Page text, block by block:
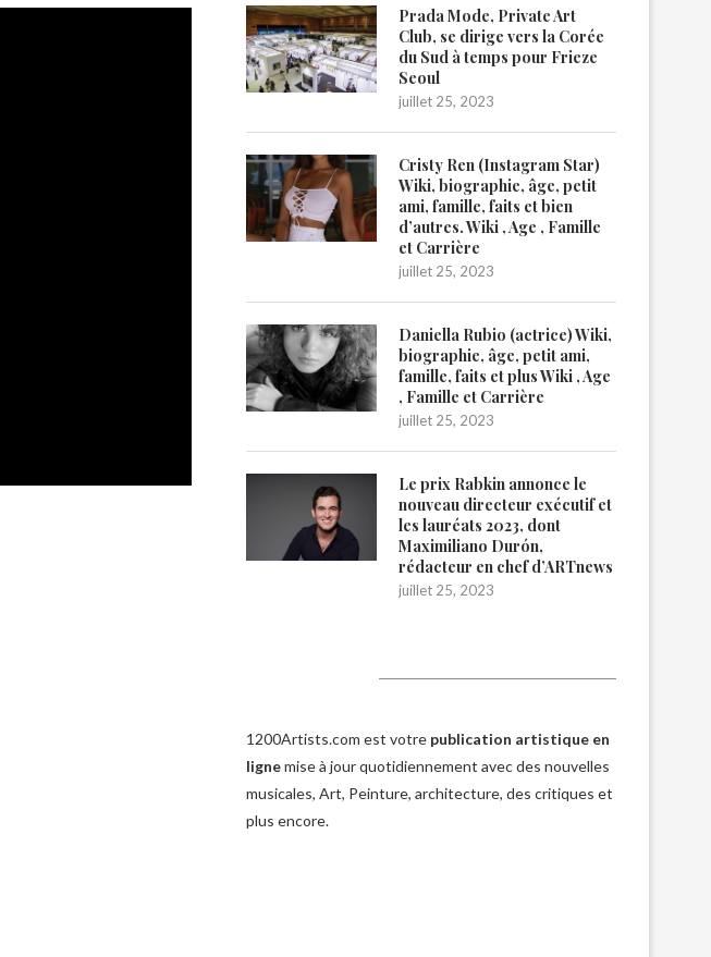
Prada Mode, Private Art
Club, se dirige vers la Corée
du Sud à temps pour Frieze
Seoul
juillet 25, 2023
Cristy Ren (Instagram Star)
Wiki, biographie, âge, petit
ami, famille, faits et bien
d’autres. Wiki , Age , Famille
et Carrière
juillet 25, 2023
Daniella Rubio (actrice) Wiki,
biographie, âge, petit ami,
famille, faits et plus Wiki , Age
, Famille et Carrière
juillet 25, 2023
Le prix Rabkin annonce le
nouveau directeur exécutif et
les lauréats 2023, dont
Maximiliano Durón,
rédacteur en chef d’ARTnews
juillet 25, 2023
1200Artists.com est votre publication artistique en
lignemise à jour quotidiennement avec des nouvelles
musicales, Art, Peinture, architecture, des critiques et
plus encore.